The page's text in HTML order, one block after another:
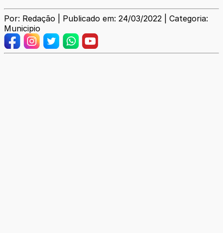
Por: Redação | Publicado em: 24/03/2022 | Categoria:
Municipio